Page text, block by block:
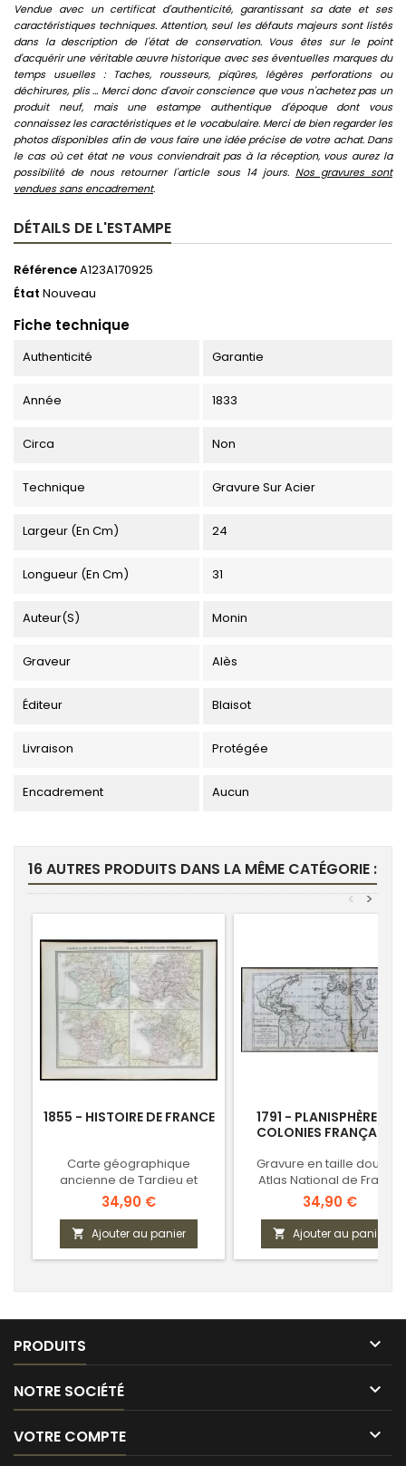
Vendue avec un certificat d'authenticité, garantissant sa date et ses
caractéristiques techniques. Attention, seul les défauts majeurs sont listés
dans la description de l'état de conservation. Vous êtes sur le point
d'acquérir une véritable œuvre historique avec ses éventuelles marques du
temps usuelles : Taches, rousseurs, piqûres, légères perforations ou
déchirures, plis ... Merci donc d'avoir conscience que vous n'achetez pas un
produit neuf, mais une estampe authentique d'époque dont vous
connaissez les caractéristiques et le vocabulaire. Merci de bien regarder les
photos disponibles afin de vous faire une idée précise de votre achat. Dans
le cas où cet état ne vous conviendrait pas à la réception, vous aurez la
possibilité de nous retourner l'article sous 14 jours. Nos gravures sont
vendues sans encadrement.
DÉTAILS DE L'ESTAMPE
RéférenceA123A170925
État Nouveau
Fiche technique
Authenticité Garantie
Année 1833
Circa Non
Technique Gravure Sur Acier
Largeur (en Cm) 24
Longueur (en Cm) 31
Auteur(s) Monin
Graveur Alès
Éditeur Blaisot
Livraison Protégée
Encadrement Aucun
16 AUTRES PRODUITS DANS LA MÊME CATÉGORIE :
>
<
1855 - HISTOIRE DE FRANCE
Carte géographique
ancienne de Tardieu et
Vuillemin
Prix
34,90 €
 Ajouter au panier
1791 - PLANISPHÈRE DES
COLONIES FRANÇAISES
Gravure en taille douce -
Atlas National de France
Prix
34,90 €
 Ajouter au panier
PRODUITS 
NOTRE SOCIÉTÉ 
VOTRE COMPTE 